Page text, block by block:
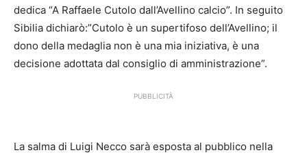
dedica “A Raffaele Cutolo dall’Avellino calcio”. In seguito
Sibilia dichiarò:”Cutolo è un supertifoso dell’Avellino; il
dono della medaglia non è una mia iniziativa, è una
decisione adottata dal consiglio di amministrazione”.
PUBBLICITÀ
La salma di Luigi Necco sarà esposta al pubblico nella